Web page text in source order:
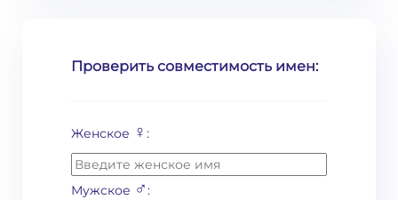
Проверить совместимость имен:
Женское ♀ :
Мужское ♂: